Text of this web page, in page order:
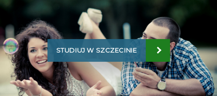
STUDIUJ W SZCZECINIE